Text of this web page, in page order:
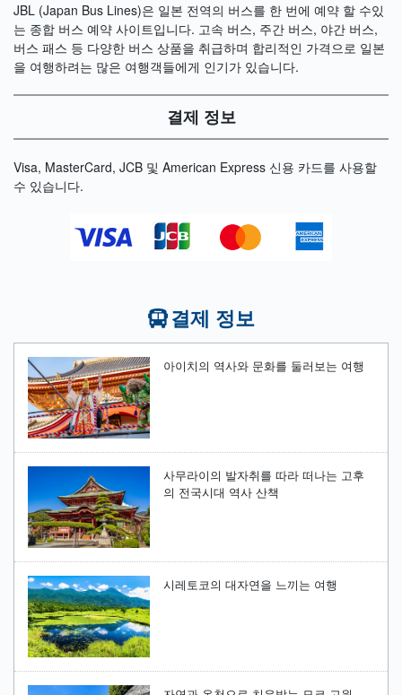
JBL (Japan Bus Lines)은 일본 전역의 버스를 한 번에 예약 할 수있
는 종합 버스 예약 사이트입니다. 고속 버스, 주간 버스, 야간 버스,
버스 패스 등 다양한 버스 상품을 취급하며 합리적인 가격으로 일본
을 여행하려는 많은 여행객들에게 인기가 있습니다.
결제 정보
Visa, MasterCard, JCB 및 American Express 신용 카드를 사용할
수 있습니다.
결제 정보
아이치의 역사와 문화를 둘러보는 여행
사무라이의 발자취를 따라 떠나는 고후
의 전국시대 역사 산책
시레토코의 대자연을 느끼는 여행